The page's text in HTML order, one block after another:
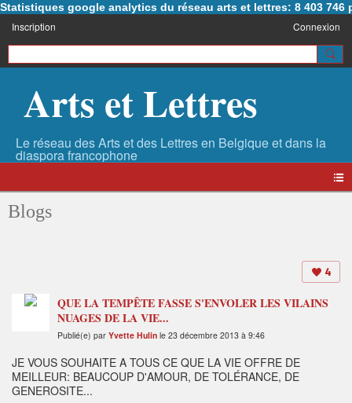
Statistiques google analytics du réseau arts et lettres: 8 403 746
Inscription Connexion
Arts et Lettres
Blogs
4
QUE LA TEMPÊTE FASSE S'ENVOLER LES VILAINS
NUAGES DE LA VIE...
Publié(e) par Yvette Hulin le 23 décembre 2013 à 9:46
JE VOUS SOUHAITE A TOUS CE QUE LA VIE OFFRE DE
MEILLEUR: BEAUCOUP D'AMOUR, DE TOLÉRANCE, DE
GENEROSITE...